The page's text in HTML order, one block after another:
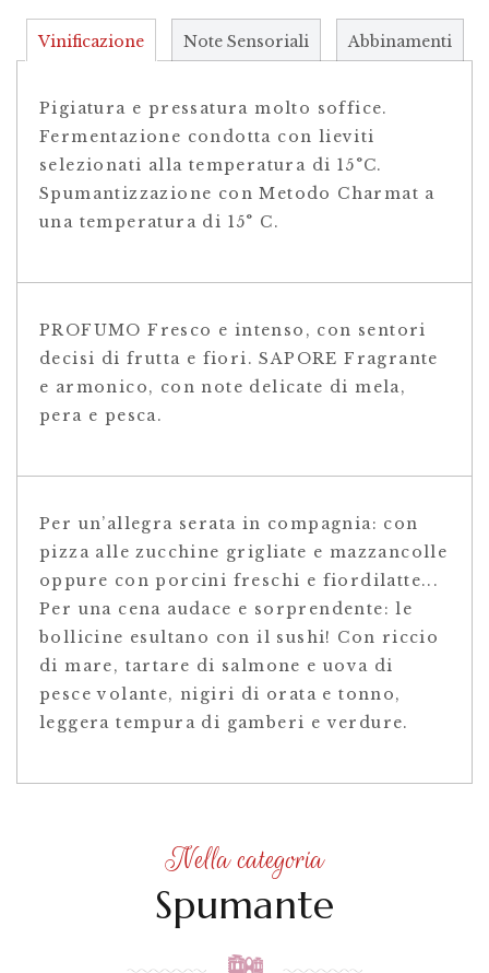
Vinificazione Note Sensoriali Abbinamenti
Pigiatura e pressatura molto soffice.
Fermentazione condotta con lieviti
selezionati alla temperatura di 15°C.
Spumantizzazione con Metodo Charmat a
una temperatura di 15° C.
PROFUMO Fresco e intenso, con sentori
decisi di frutta e fiori. SAPORE Fragrante
e armonico, con note delicate di mela,
pera e pesca.
Per un’allegra serata in compagnia: con
pizza alle zucchine grigliate e mazzancolle
oppure con porcini freschi e fiordilatte...
Per una cena audace e sorprendente: le
bollicine esultano con il sushi! Con riccio
di mare, tartare di salmone e uova di
pesce volante, nigiri di orata e tonno,
leggera tempura di gamberi e verdure.
Nella categoria
Spumante